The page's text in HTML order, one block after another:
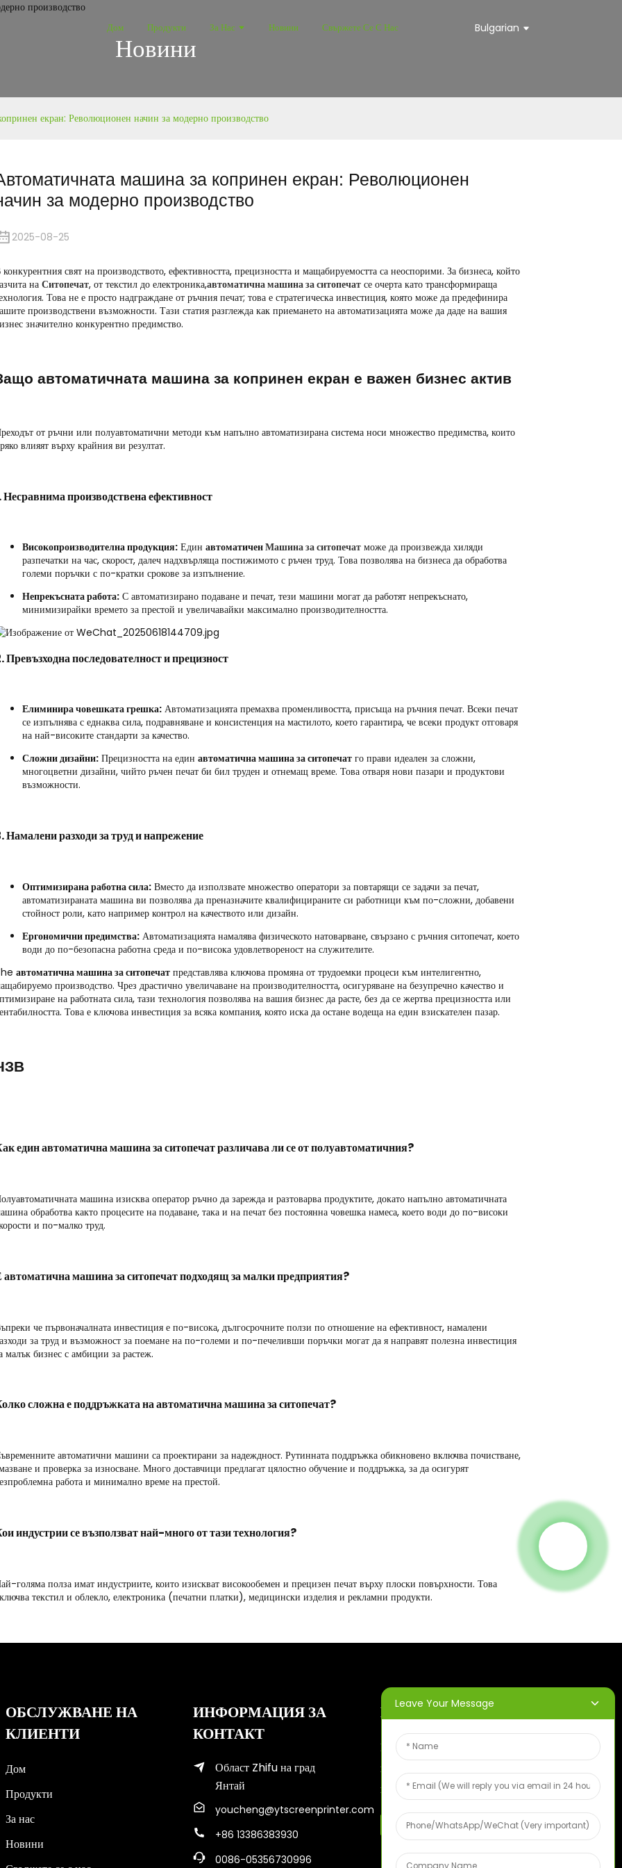
Дом Продукти За Нас Новини Свържете Се С Нас Bulgarian
Новини
екран: Революционен начин за модерно производство
машина за копринен екран: Революционен
за модерно производство
2025-08-25
свят на производството, ефективността, прецизността и мащабируемостта са неоспорими. За бизнеса, който
наСитопечат, от текстил до електроника,автоматична машина за ситопечат се очерта като трансформираща
Това не е просто надграждане от ръчния печат; това е стратегическа инвестиция, която може да предефинира
производствени възможности. Тази статия разглежда как приемането на автоматизацията може да даде на вашия
значително конкурентно предимство.
автоматичната машина за копринен екран е важен бизнес актив
от ръчни или полуавтоматични методи към напълно автоматизирана система носи множество предимства, които
влияят върху крайния ви резултат.
Несравнима производствена ефективност
Високопроизводителна продукция: Един автоматиченМашина за ситопечат може да произвежда хиляди
разпечатки на час, скорост, далеч надхвърляща постижимото с ръчен труд. Това позволява на бизнеса да обработва
големи поръчки с по-кратки срокове за изпълнение.
Непрекъсната работа: С автоматизирано подаване и печат, тези машини могат да работят непрекъснато,
минимизирайки времето за престой и увеличавайки максимално производителността.
Превъзходна последователност и прецизност
Елиминира човешката грешка: Автоматизацията премахва променливостта, присъща на ръчния печат. Всеки печат
се изпълнява с еднаква сила, подравняване и консистенция на мастилото, което гарантира, че всеки продукт отговаря
на най-високите стандарти за качество.
Сложни дизайни: Прецизността на един автоматична машина за ситопечат го прави идеален за сложни,
многоцветни дизайни, чийто ръчен печат би бил труден и отнемащ време. Това отваря нови пазари и продуктови
възможности.
Намалени разходи за труд и напрежение
Оптимизирана работна сила: Вместо да използвате множество оператори за повтарящи се задачи за печат,
автоматизираната машина ви позволява да преназначите квалифицираните си работници към по-сложни, добавени
стойност роли, като например контрол на качеството или дизайн.
Ергономични предимства: Автоматизацията намалява физическото натоварване, свързано с ръчния ситопечат, което
води до по-безопасна работна среда и по-висока удовлетвореност на служителите.
автоматична машина за ситопечат представлява ключова промяна от трудоемки процеси към интелигентно,
производство. Чрез драстично увеличаване на производителността, осигуряване на безупречно качество и
на работната сила, тази технология позволява на вашия бизнес да расте, без да се жертва прецизността или
Това е ключова инвестиция за всяка компания, която иска да остане водеща на един взискателен пазар.
единавтоматична машина за ситопечатразличава ли се от полуавтоматичния?
машина изисква оператор ръчно да зарежда и разтоварва продуктите, докато напълно автоматичната
обработва както процесите на подаване, така и на печат без постоянна човешка намеса, което води до по-високи
и по-малко труд.
автоматична машина за ситопечатподходящ за малки предприятия?
че първоначалната инвестиция е по-висока, дългосрочните ползи по отношение на ефективност, намалени
за труд и възможност за поемане на по-големи и по-печеливши поръчки могат да я направят полезна инвестиция
малък бизнес с амбиции за растеж.
сложна е поддръжката наавтоматична машина за ситопечат?
автоматични машини са проектирани за надеждност. Рутинната поддръжка обикновено включва почистване,
и проверка за износване. Много доставчици предлагат цялостно обучение и поддръжка, за да осигурят
работа и минимално време на престой.
индустрии се възползват най-много от тази технология?
голяма полза имат индустриите, които изискват високообемен и прецизен печат върху плоски повърхности. Това
текстил и облекло, електроника (печатни платки), медицински изделия и рекламни продукти.
ОБСЛУЖВАНЕ НА
КЛИЕНТИ
Дом
Продукти
За нас
Новини
ИНФОРМАЦИЯ ЗА
КОНТАКТ
Област Zhifu на град
Янтай
youcheng@ytscreenprinter.com
+86 13386383930
0086-05356730996
БЮЛЕТИНИ
Въведете имейл адреса си и ще
ви изпращаме най-актуалните
информационни планове.
Безплатна Мостра От Плодове
Leave Your Message